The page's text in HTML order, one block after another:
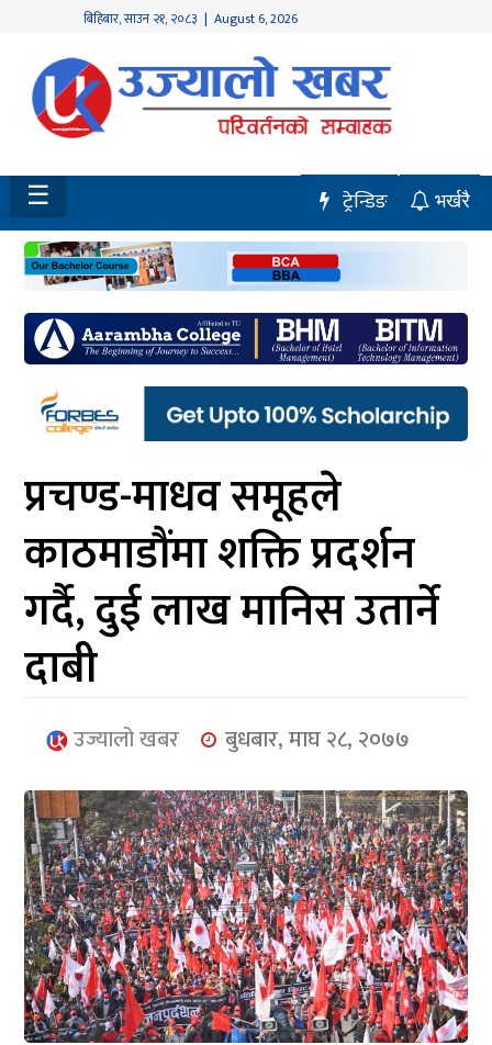
बिहिबार,साउन २१, २०८३ | August 6, 2026
होमपेज
नवलपुर
विशेष
मध्य
नेपाल
चितवन
सेरोफेरो
समाचार
आर्थिक
मनोरञ्जन
खेलकुद
अन्तर्राष्ट्रिय/
प्रबास
युनिकोड
☰ भर्खरै
ट्रेन्डिङ
प्रचण्ड-माधव समूहले
काठमाडौंमा शक्ति प्रदर्शन
गर्दै, दुई लाख मानिस उतार्ने
दाबी
उज्यालो खबर बुधबार, माघ २८, २०७७